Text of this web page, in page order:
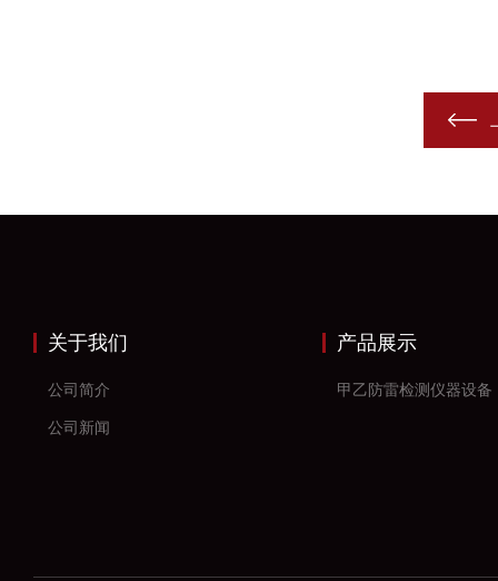
关于我们
公司简介
公司新闻
产品展示
甲乙防雷检测仪器设备